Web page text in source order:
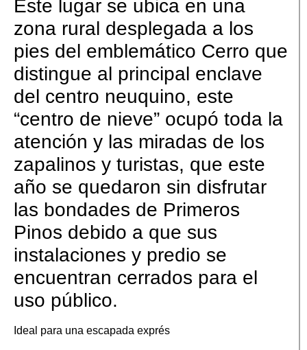
Este lugar se ubica en una
zona rural desplegada a los
pies del emblemático Cerro que
distingue al principal enclave
del centro neuquino, este
“centro de nieve” ocupó toda la
atención y las miradas de los
zapalinos y turistas, que este
año se quedaron sin disfrutar
las bondades de Primeros
Pinos debido a que sus
instalaciones y predio se
encuentran cerrados para el
uso público.
Ideal para una escapada exprés